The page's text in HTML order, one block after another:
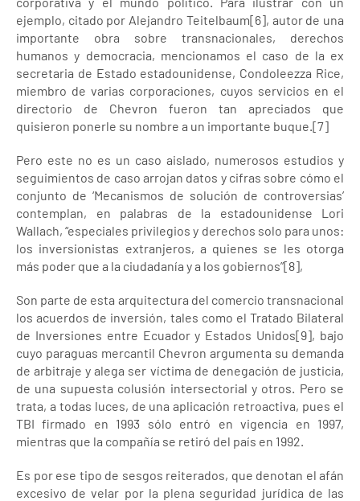
ejemplo, citado por Alejandro Teitelbaum[6], autor de una
importante obra sobre transnacionales, derechos
humanos y democracia, mencionamos el caso de la ex
secretaria de Estado estadounidense, Condoleezza Rice,
miembro de varias corporaciones, cuyos servicios en el
directorio de Chevron fueron tan apreciados que
quisieron ponerle su nombre a un importante buque.[7]
Pero este no es un caso aislado, numerosos estudios y
seguimientos de caso arrojan datos y cifras sobre cómo el
conjunto de ‘Mecanismos de solución de controversias’
contemplan, en palabras de la estadounidense Lori
Wallach, “especiales privilegios y derechos solo para unos:
los inversionistas extranjeros, a quienes se les otorga
más poder que a la ciudadanía y a los gobiernos”[8],
Son parte de esta arquitectura del comercio transnacional
los acuerdos de inversión, tales como el Tratado Bilateral
de Inversiones entre Ecuador y Estados Unidos[9], bajo
cuyo paraguas mercantil Chevron argumenta su demanda
de arbitraje y alega ser víctima de denegación de justicia,
de una supuesta colusión intersectorial y otros. Pero se
trata, a todas luces, de una aplicación retroactiva, pues el
TBI firmado en 1993 sólo entró en vigencia en 1997,
mientras que la compañía se retiró del país en 1992.
Es por ese tipo de sesgos reiterados, que denotan el afán
excesivo de velar por la plena seguridad jurídica de las